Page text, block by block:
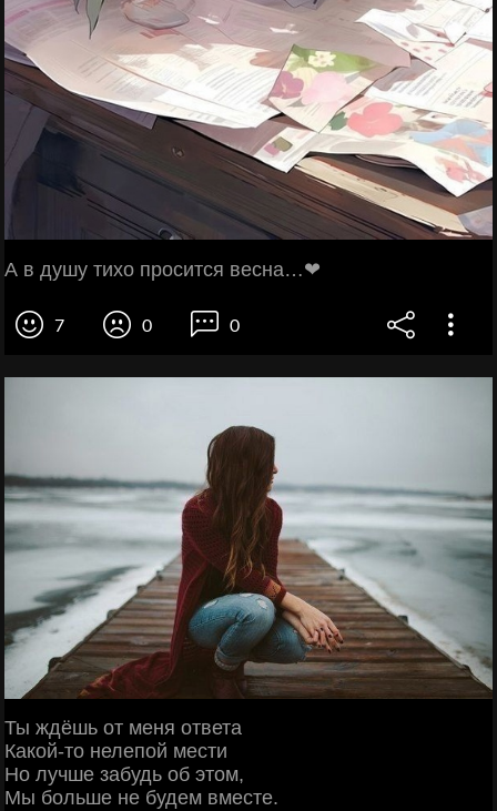
А в душу тихо просится весна…❤
7 0 0
Ты ждёшь от меня ответа
Какой-то нелепой мести
Но лучше забудь об этом,
Мы больше не будем вместе.